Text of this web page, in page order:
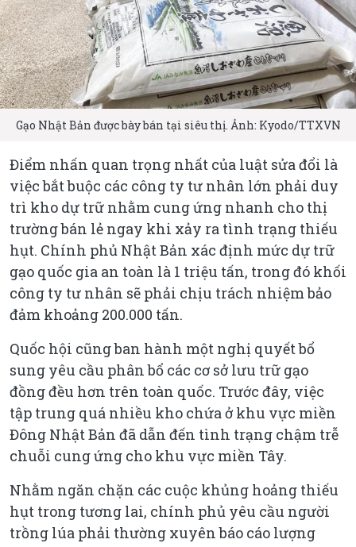
Gạo Nhật Bản được bày bán tại siêu thị. Ảnh: Kyodo/TTXVN
Điểm nhấn quan trọng nhất của luật sửa đổi là
việc bắt buộc các công ty tư nhân lớn phải duy
trì kho dự trữ nhằm cung ứng nhanh cho thị
trường bán lẻ ngay khi xảy ra tình trạng thiếu
hụt. Chính phủ Nhật Bản xác định mức dự trữ
gạo quốc gia an toàn là 1 triệu tấn, trong đó khối
công ty tư nhân sẽ phải chịu trách nhiệm bảo
đảm khoảng 200.000 tấn.
Quốc hội cũng ban hành một nghị quyết bổ
sung yêu cầu phân bổ các cơ sở lưu trữ gạo
đồng đều hơn trên toàn quốc. Trước đây, việc
tập trung quá nhiều kho chứa ở khu vực miền
Đông Nhật Bản đã dẫn đến tình trạng chậm trễ
chuỗi cung ứng cho khu vực miền Tây.
Nhằm ngăn chặn các cuộc khủng hoảng thiếu
hụt trong tương lai, chính phủ yêu cầu người
trồng lúa phải thường xuyên báo cáo lượng